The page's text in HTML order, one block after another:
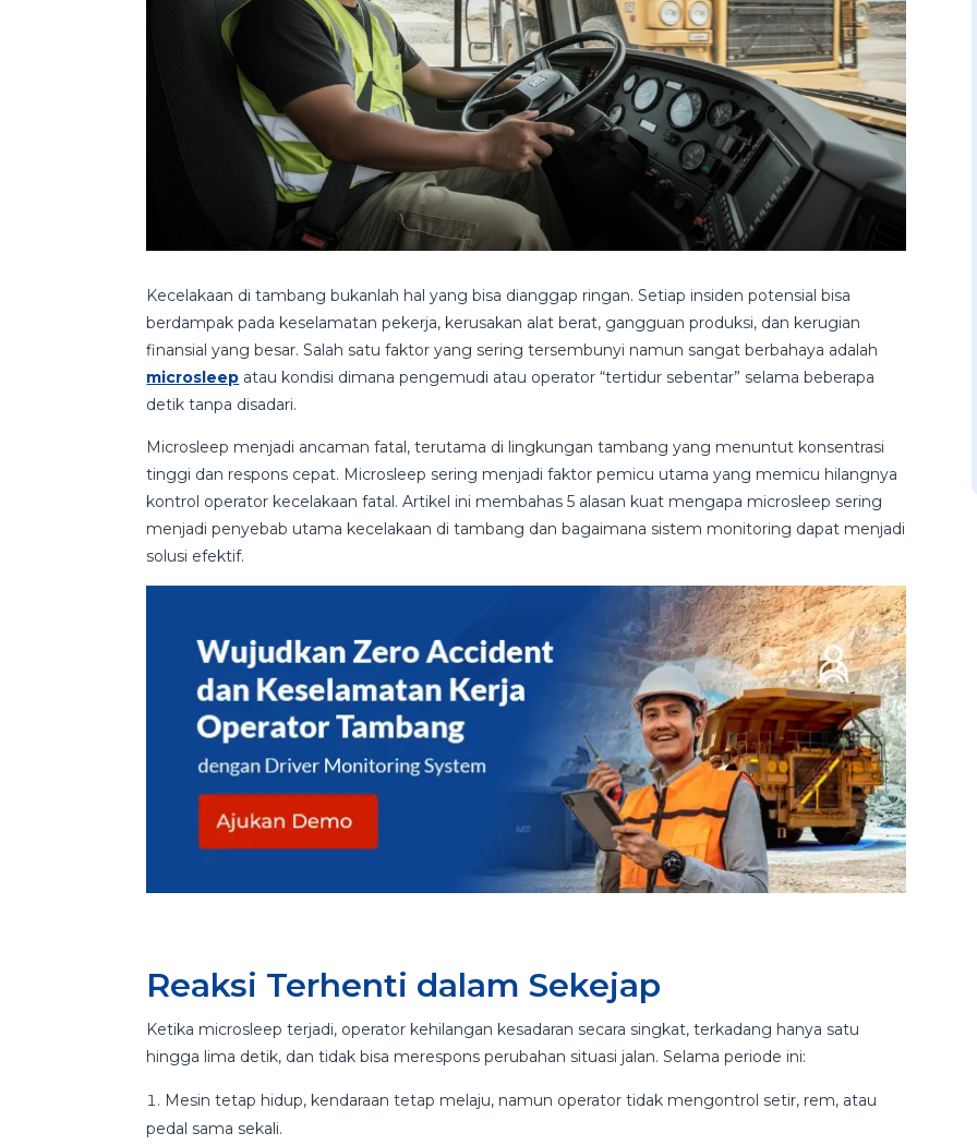
Kecelakaan di tambang bukanlah hal yang bisa dianggap ringan. Setiap insiden potensial bisa
berdampak pada keselamatan pekerja, kerusakan alat berat, gangguan produksi, dan kerugian
finansial yang besar. Salah satu faktor yang sering tersembunyi namun sangat berbahaya adalah
microsleep atau kondisi dimana pengemudi atau operator “tertidur sebentar” selama beberapa
detik tanpa disadari.
Microsleep menjadi ancaman fatal, terutama di lingkungan tambang yang menuntut konsentrasi
tinggi dan respons cepat. Microsleep sering menjadi faktor pemicu utama yang memicu hilangnya
kontrol operator kecelakaan fatal. Artikel ini membahas 5 alasan kuat mengapa microsleep sering
menjadi penyebab utama kecelakaan di tambang dan bagaimana sistem monitoring dapat menjadi
solusi efektif.
Reaksi Terhenti dalam Sekejap
Ketika microsleep terjadi, operator kehilangan kesadaran secara singkat, terkadang hanya satu
hingga lima detik, dan tidak bisa merespons perubahan situasi jalan. Selama periode ini:
Mesin tetap hidup, kendaraan tetap melaju, namun operator tidak mengontrol setir, rem, atau
pedal sama sekali.